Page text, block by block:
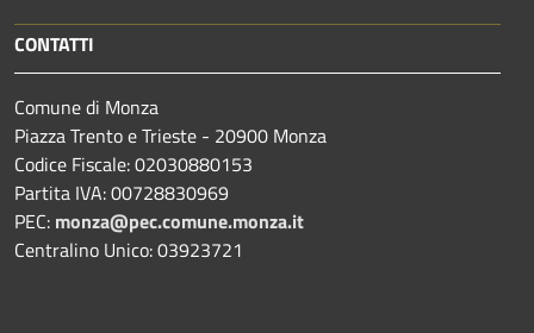
CONTATTI
Comune di Monza
Piazza Trento e Trieste - 20900 Monza
Codice Fiscale: 02030880153
Partita IVA: 00728830969
PEC: monza@pec.comune.monza.it
Centralino Unico: 03923721